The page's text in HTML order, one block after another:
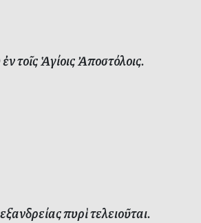
Ἁγίοις Ἀποστόλοις.
πυρὶ τελειοῦται.